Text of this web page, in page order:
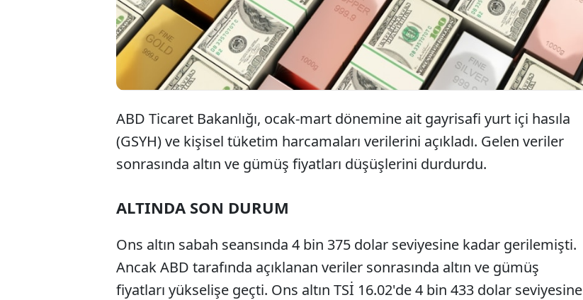
ABD Ticaret Bakanlığı, ocak-mart dönemine ait gayrisafi yurt içi hasıla
(GSYH) ve kişisel tüketim harcamaları verilerini açıkladı. Gelen veriler
sonrasında altın ve gümüş fiyatları düşüşlerini durdurdu.
ALTINDA SON DURUM
Ons altın sabah seansında 4 bin 375 dolar seviyesine kadar gerilemişti.
Ancak ABD tarafında açıklanan veriler sonrasında altın ve gümüş
fiyatları yükselişe geçti. Ons altın TSİ 16.02'de 4 bin 433 dolar seviyesine